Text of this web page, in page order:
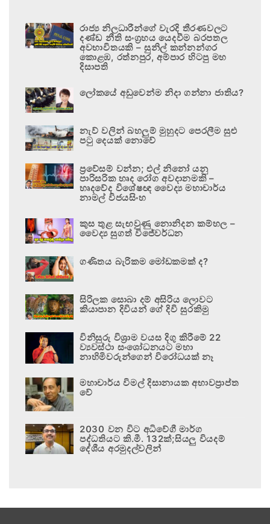
රාජ්‍ය නිලධාරීන්ගේ වැරදි තීරණවලට
දණ්ඩ නීති සංග්‍රහය යෙදවීම බරපතල
අවභාවිතයකි – සුනිල් කන්නන්ගර
කොළඹ, රත්නපුර, අම්පාර හිටපු මහ
දිසාපති
ලෝකයේ අඩුවෙන්ම නිදා ගන්නා ජාතිය?
නැව් වලින් බහලුම් මුහුදට පෙරලීම සුළු
පටු දෙයක් නොවේ
ප්‍රවේසම් වන්න; එල් නිනෝ යනු
පාරිසරික හෘද රෝග අවදානමකි –
හෘදවේද විශේෂඥ වෛද්‍ය මහාචාර්ය
නාමල් විජයසිංහ
කුස තුළ සැඟවුණු නොනිදන කම්හල –
වෛද්‍ය සුගත් විජේවර්ධන
ගණිතය බැරිකම මෝඩකමක් ද?
සිරිලක සොබා දම් අසිරිය ලොවට
කියාපාන දිවියන් ගේ දිවි සුරකිමු
විනිසුරු විශ්‍රාම වයස දිගු කිරීමේ 22
ව්‍යවස්ථා සංශෝධනයට මහා
නාහිමිවරුන්ගෙන් විරෝධයක් නෑ
මහාචාර්ය විමල් දිසානායක අභාවප්‍රාප්ත
වේ
2030 වන විට අධිවේගී මාර්ග
පද්ධතියට කි.මී. 132ක්;සියලු වියදම්
දේශීය අරමුදල්වලින්